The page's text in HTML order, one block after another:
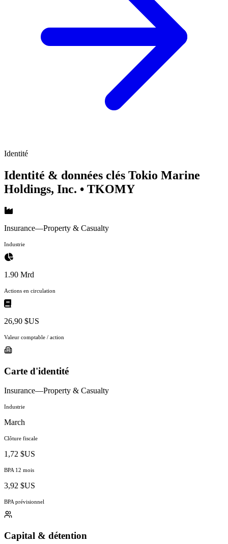
Identité
Identité & données clés Tokio Marine
Holdings, Inc. • TKOMY
Insurance—Property & Casualty
Industrie
1.90 Mrd
Actions en circulation
26,90 $US
Valeur comptable / action
Carte d'identité
Insurance—Property & Casualty
Industrie
March
Clôture fiscale
1,72 $US
BPA 12 mois
3,92 $US
BPA prévisionnel
Capital & détention